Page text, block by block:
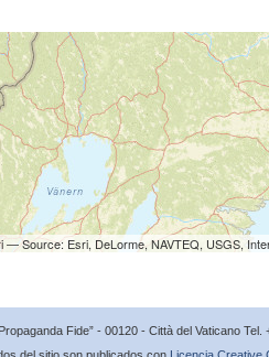
Source: Esri, DeLorme, NAVTEQ, USGS,
Fide” - 00120 - Città del Vaticano